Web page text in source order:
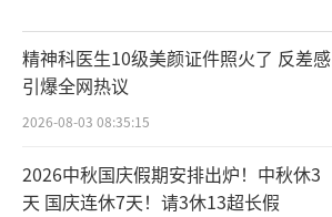
精神科医生10级美颜证件照火了 反差感
引爆全网热议
2026-08-03 08:35:15
2026中秋国庆假期安排出炉！中秋休3
天 国庆连休7天！请3休13超长假